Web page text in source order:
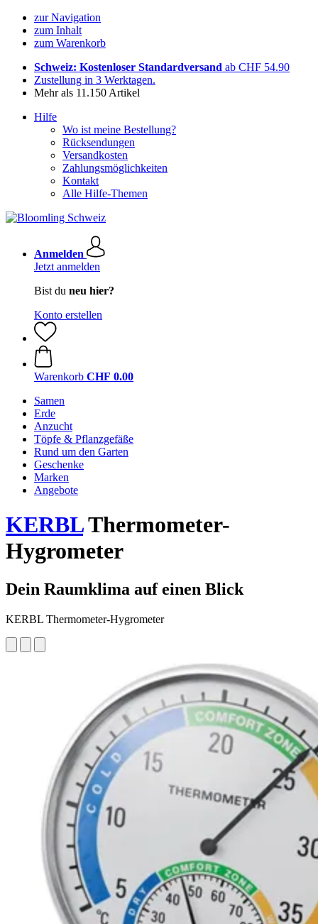
zur Navigation
zum Inhalt
zum Warenkorb
Schweiz: Kostenloser Standardversand ab CHF 54.90
Zustellung in 3 Werktagen.
Mehr als 11.150 Artikel
Hilfe
Wo ist meine Bestellung?
Rücksendungen
Versandkosten
Zahlungsmöglichkeiten
Kontakt
Alle Hilfe-Themen
Anmelden
Jetzt anmelden
Bist du neu hier?
Konto erstellen
Warenkorb CHF 0.00
Samen
Erde
Anzucht
Töpfe & Pflanzgefäße
Rund um den Garten
Geschenke
Marken
Angebote
KERBLThermometer-
Hygrometer
Dein Raumklima auf einen Blick
KERBL Thermometer-Hygrometer